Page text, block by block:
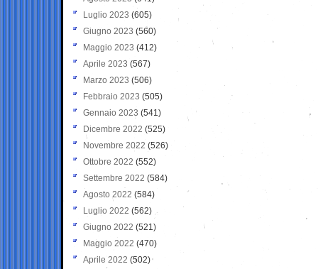
Luglio 2023 (605)
Giugno 2023 (560)
Maggio 2023 (412)
Aprile 2023 (567)
Marzo 2023 (506)
Febbraio 2023 (505)
Gennaio 2023 (541)
Dicembre 2022 (525)
Novembre 2022 (526)
Ottobre 2022 (552)
Settembre 2022 (584)
Agosto 2022 (584)
Luglio 2022 (562)
Giugno 2022 (521)
Maggio 2022 (470)
Aprile 2022 (502)